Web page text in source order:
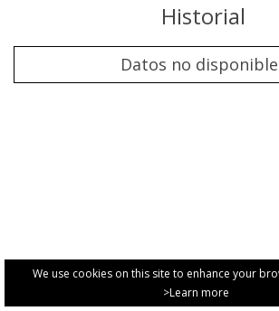
We use cookies on this site to enhance your
>Learn more
Historial
Datos no